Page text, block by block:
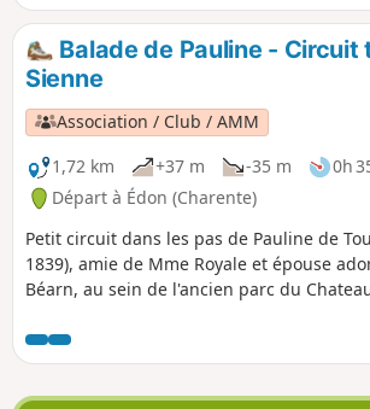
longue errance, sur l'empreinte de
Angoulême - Marmande, vous mènera à
taillis, en bordure de la carrière de Ste
basculer sur un versant verdoyant qui fait
et rejoint le village.
Balade de Pauline - Circuit
Sienne
Association / Club / AMM
1,72 km
+37 m -35 m 0h
Départ à Édon (Charente)
Petit circuit dans les pas de Pauline de
1839), amie de Mme Royale et épouse
Béarn, au sein de l'ancien parc du